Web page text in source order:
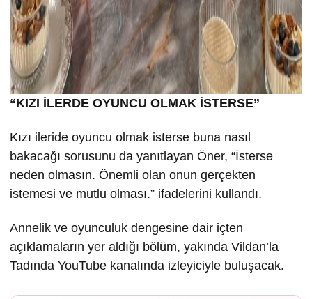
“KIZI İLERDE OYUNCU OLMAK İSTERSE”
Kızı ileride oyuncu olmak isterse buna nasıl
bakacağı sorusunu da yanıtlayan Öner, “İsterse
neden olmasın. Önemli olan onun gerçekten
istemesi ve mutlu olması.” ifadelerini kullandı.
Annelik ve oyunculuk dengesine dair içten
açıklamaların yer aldığı bölüm, yakında Vildan’la
Tadında YouTube kanalında izleyiciyle buluşacak.